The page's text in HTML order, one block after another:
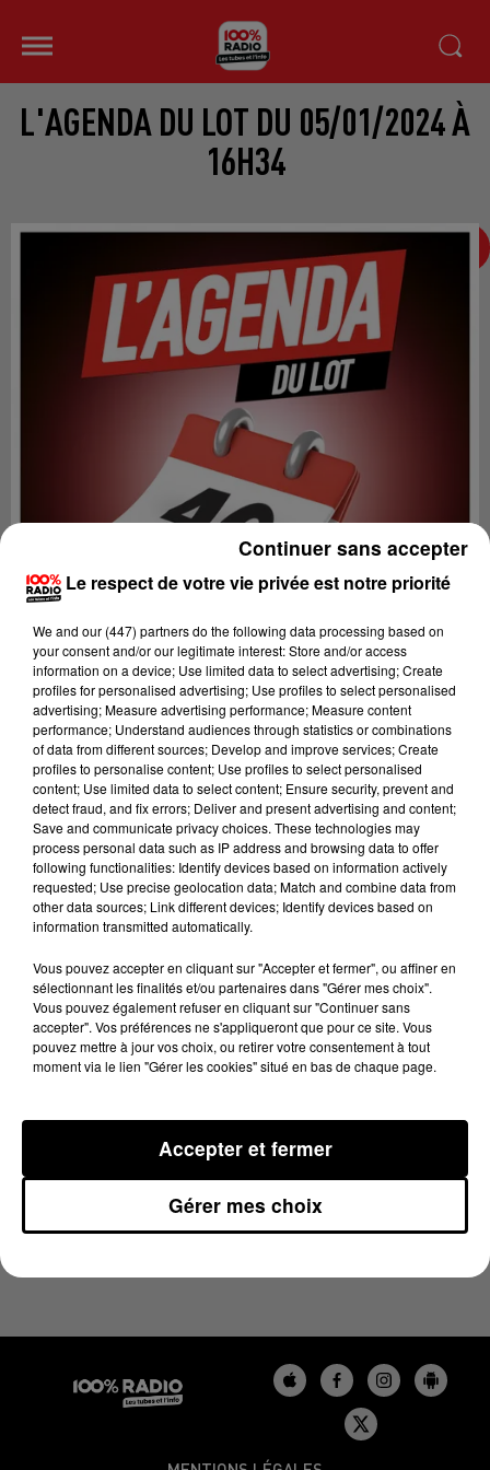
L'AGENDA DU LOT DU 05/01/2024 À
16H34
Lecture (1 min 13 sec)
100%
5 janvier 2024 - 1 min 13 sec
L'AGENDA DU LOT DU 05/01/2024 À 16H34
Le respect de votre vie privée est notre priorité
We and our (447) partnersdo the following data processing based on
your consent and/or our legitimate interest: Store and/or access
information on a device; Use limited data to select advertising; Create
profiles for personalised advertising; Use profiles to select personalised
advertising; Measure advertising performance; Measure content
performance; Understand audiences through statistics or combinations
of data from different sources; Develop and improve services; Create
profiles to personalise content; Use profiles to select personalised
content; Use limited data to select content; Ensure security, prevent and
detect fraud, and fix errors; Deliver and present advertising and content;
Save and communicate privacy choices. These technologies may
process personal data such as IP address and browsing data to offer
following functionalities: Identify devices based on information actively
requested; Use precise geolocation data; Match and combine data from
other data sources; Link different devices; Identify devices based on
information transmitted automatically.
Vous pouvez accepter en cliquant sur "Accepter et fermer", ou affiner en
sélectionnant les finalités et/ou partenaires dans "Gérer mes choix".
Vous pouvez également refuser en cliquant sur "Continuer sans
accepter". Vos préférences ne s'appliqueront que pour ce site. Vous
pouvez mettre à jour vos choix, ou retirer votre consentement à tout
moment via le lien "Gérer les cookies" situé en bas de chaque page.
Gérer mes choix
Accepter et fermer
Continuer sans accepter